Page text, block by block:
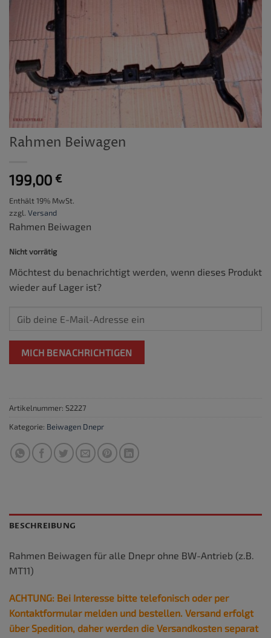
Rahmen Beiwagen
199,00 €
Enthält 19% MwSt.
zzgl. Versand
Rahmen Beiwagen
Nicht vorrätig
Möchtest du benachrichtigt werden, wenn dieses Produkt
wieder auf Lager ist?
MICH BENACHRICHTIGEN
Artikelnummer: S2227
Kategorie: Beiwagen Dnepr
BESCHREIBUNG
Rahmen Beiwagen für alle Dnepr ohne BW-Antrieb (z.B.
MT11)
ACHTUNG: Bei Interesse bitte telefonisch oder per
Kontaktformular melden und bestellen. Versand erfolgt
über Spedition, daher werden die Versandkosten separat